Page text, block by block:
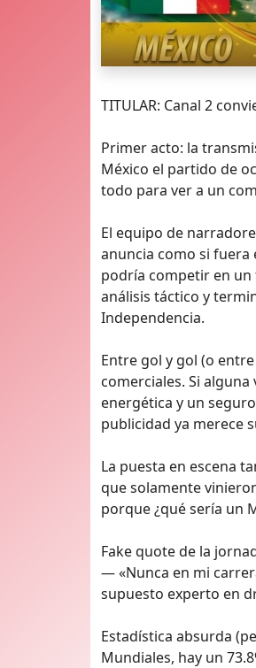
TITULAR: Canal 2
Primer acto: la
México el partido de
todo para ver a un
El equipo de
anuncia como si fuera
podría competir en un
análisis táctico y
Independencia.
Entre gol y gol (o
comerciales. Si
energética y un
publicidad ya merece
La puesta en escena
que solamente
porque ¿qué sería un
Fake quote de la
— «Nunca en mi
supuesto experto en
Estadística absurda
Mundiales, hay un